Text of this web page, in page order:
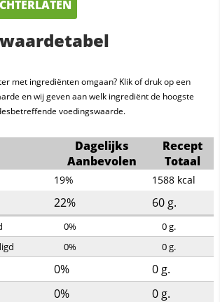
met ingrediënten omgaan? Klik of druk op een
en wij geven aan welk ingrediënt de hoogste
voedingswaarde.
Dagelijks
Aanbevolen
Recept
Totaal
19% 1588 kcal
22% 60 g.
0% 0g.
0% 0g.
0% 0 g.
0% 0 g.